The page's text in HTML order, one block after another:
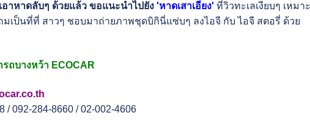
อาหาดลับๆ ด้วยแล้ว ขอแนะนำไปยัง'หาดเสาเอียง' ที่วิวทะเลเงียบๆ เหมาะ
เป็นที่ที่ สาวๆ ชอบมาถ่ายภาพชุดบิกินี่แซ่บๆ ลงไอจี กับ ไอจี สตอรี่ ด้วย
รถบางหว้า ECOCAR
092-284-8660 / 02-002-4606